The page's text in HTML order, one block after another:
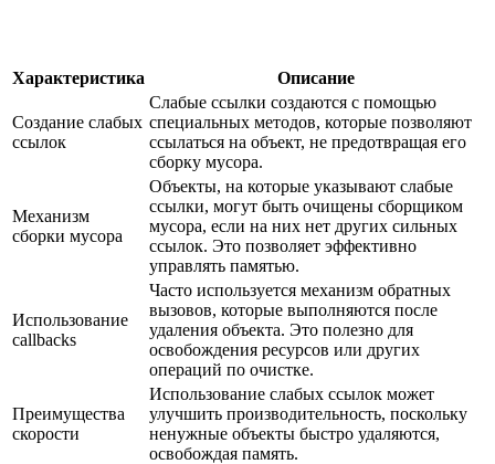
Характеристика Описание
Создание слабых
ссылок
Слабые ссылки создаются с помощью
специальных методов, которые позволяют
ссылаться на объект, не предотвращая его
сборку мусора.
Механизм
сборки мусора
Объекты, на которые указывают слабые
ссылки, могут быть очищены сборщиком
мусора, если на них нет других сильных
ссылок. Это позволяет эффективно
управлять памятью.
Использование
callbacks
Часто используется механизм обратных
вызовов, которые выполняются после
удаления объекта. Это полезно для
освобождения ресурсов или других
операций по очистке.
Преимущества
скорости
Использование слабых ссылок может
улучшить производительность, поскольку
ненужные объекты быстро удаляются,
освобождая память.